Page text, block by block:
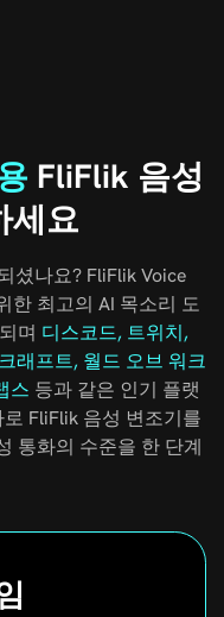
FliFlik 음성
세요
셨나요? FliFlik Voice
한 최고의 AI 목소리 도
며 디스코드, 트위치,
래프트, 월드 오브 워크
스 등과 같은 인기 플랫
FliFlik 음성 변조기를
통화의 수준을 한 단계